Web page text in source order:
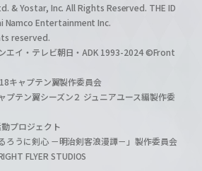
& Yostar, Inc. All Rights Reserved. THE ID
Namco Entertainment Inc.
reserved.
エイ・テレビ朝日・ADK 1993-2024 ©Front
キャプテン翼製作委員会
テン翼シーズン２ ジュニアユース編製作委
プロジェクト
ろうに剣心 －明治剣客浪漫譚－」製作委員会
FLYER STUDIOS